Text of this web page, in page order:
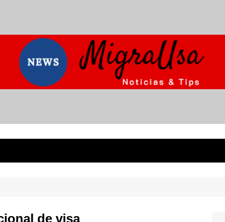
de visa